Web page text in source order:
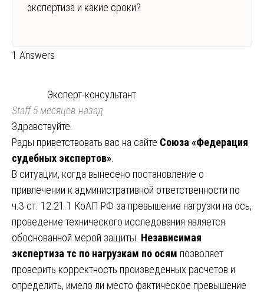
экспертиза и какие сроки?
1 Answers
Эксперт-консультант
Staff5 месяцев назад
Здравствуйте.
Рады приветствовать вас на сайте Союза «Федерация
судебных экспертов»
В ситуации, когда вынесено постановление о
привлечении к административной ответственности по
ч.3 ст. 12.21.1 КоАП РФ за превышение нагрузки на ось,
проведение технического исследования является
обоснованной мерой защиты. Независимая
экспертиза тс по нагрузкам по осям позволяет
проверить корректность произведенных расчетов и
определить, имело ли место фактическое превышение